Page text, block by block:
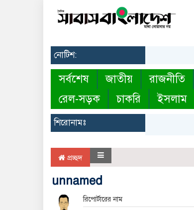
নোটিশ:
সর্বশেষ জাতীয় রাজনীতি
রেল-সড়ক
চাকরি ইসলাম
শিরোনামঃ
প্রচ্ছদ
unnamed
রিপোর্টারের নাম